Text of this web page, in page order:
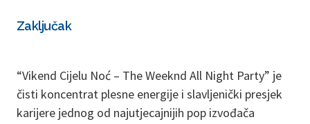
Zaključak
“Vikend Cijelu Noć – The Weeknd All Night Party” je
čisti koncentrat plesne energije i slavljenički presjek
karijere jednog od najutjecajnijih pop izvođača